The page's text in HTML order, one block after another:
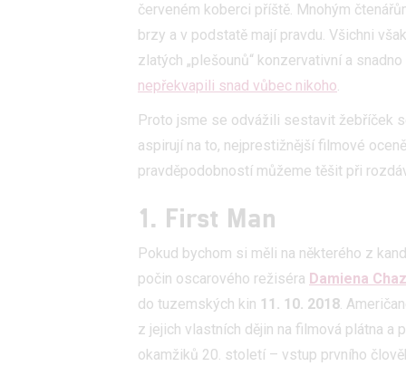
červeném koberci příště. Mnohým
brzy a v podstatě mají pravdu. Všichni
zlatých „plešounů“ konzervativní a
nepřekvapili snad vůbec nikoho.
Proto jsme se odvážili sestavit žebříček
aspirují na to, nejprestižnější filmové
pravděpodobností můžeme těšit při
1. First Man
Pokud bychom si měli na některého z
počin oscarového režiséra Damiena
do tuzemských kin 11. 10. 2018.
z jejich vlastních dějin na filmová plátna a
okamžiků 20. století – vstup prvního